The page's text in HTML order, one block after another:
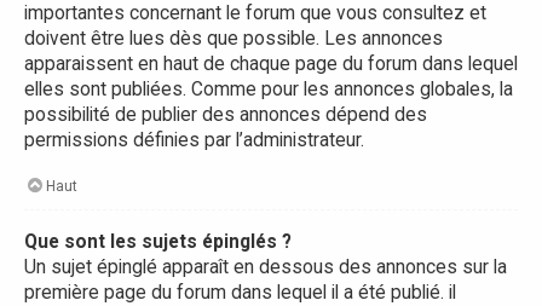
importantes concernant le forum que vous consultez et
doivent être lues dès que possible. Les annonces
apparaissent en haut de chaque page du forum dans lequel
elles sont publiées. Comme pour les annonces globales, la
possibilité de publier des annonces dépend des
permissions définies par l’administrateur.
Haut
Que sont les sujets épinglés ?
Un sujet épinglé apparaît en dessous des annonces sur la
première page du forum dans lequel il a été publié. il